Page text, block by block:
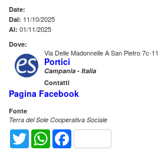
Date:
Dal: 11/10/2025
Al: 01/11/2025
Dove:
Via Delle Madonnelle A San Pietro 7c-11
Portici
Campania - Italia
Contatti
Pagina Facebook
Fonte
Terra del Sole Cooperativa Sociale
Twitter WhatsAppFacebook